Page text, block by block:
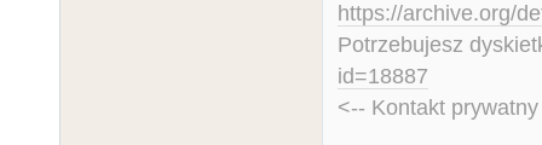
https://archive.org/
Potrzebujesz
id=18887
<-- Kontakt